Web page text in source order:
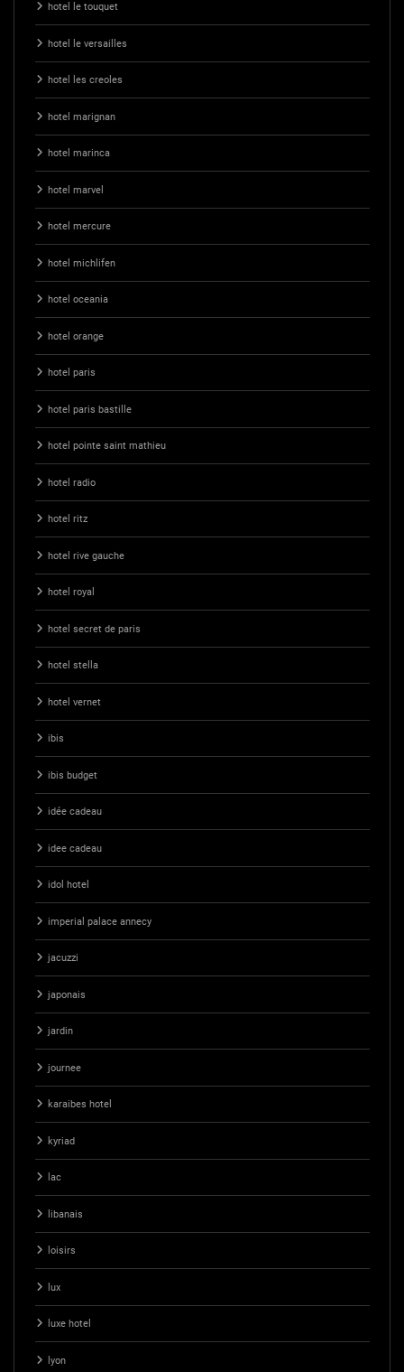
hotel le touquet
hotel le versailles
hotel les creoles
hotel marignan
hotel marinca
hotel marvel
hotel mercure
hotel michlifen
hotel oceania
hotel orange
hotel paris
hotel paris bastille
hotel pointe saint mathieu
hotel radio
hotel ritz
hotel rive gauche
hotel royal
hotel secret de paris
hotel stella
hotel vernet
ibis
ibis budget
idée cadeau
idee cadeau
idol hotel
imperial palace annecy
jacuzzi
japonais
jardin
journee
karaibes hotel
kyriad
lac
libanais
loisirs
lux
luxe hotel
lyon